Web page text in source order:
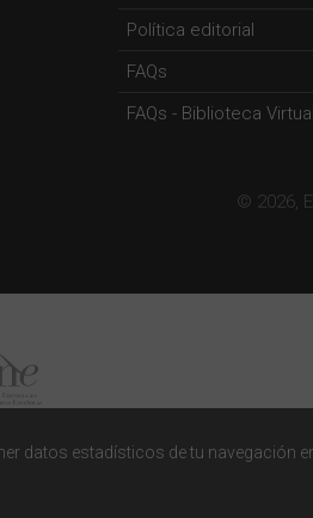
Política editorial
FAQs
FAQs - Biblioteca Virtual
© 2026,
datos estadísticos de tu navegación